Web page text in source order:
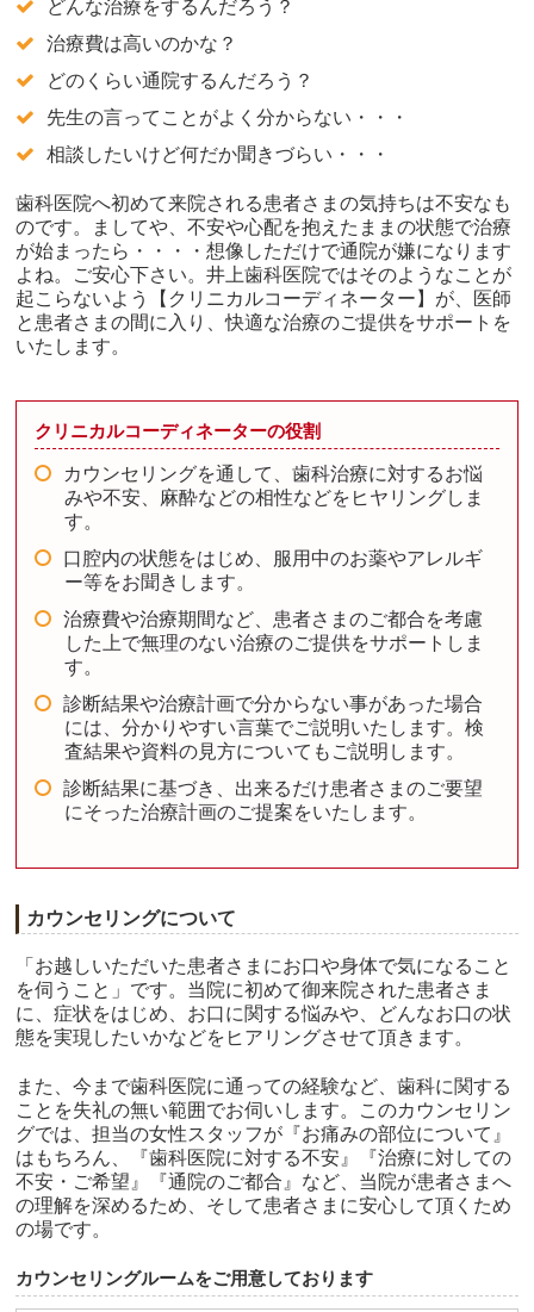
どんな治療をするんだろう？
治療費は高いのかな？
どのくらい通院するんだろう？
先生の言ってことがよく分からない・・・
相談したいけど何だか聞きづらい・・・
歯科医院へ初めて来院される患者さまの気持ちは不安なも
のです。ましてや、不安や心配を抱えたままの状態で治療
が始まったら・・・・想像しただけで通院が嫌になります
よね。ご安心下さい。井上歯科医院ではそのようなことが
起こらないよう【クリニカルコーディネーター】が、医師
と患者さまの間に入り、快適な治療のご提供をサポートを
いたします。
クリニカルコーディネーターの役割
カウンセリングを通して、歯科治療に対するお悩
みや不安、麻酔などの相性などをヒヤリングしま
す。
口腔内の状態をはじめ、服用中のお薬やアレルギ
ー等をお聞きします。
治療費や治療期間など、患者さまのご都合を考慮
した上で無理のない治療のご提供をサポートしま
す。
診断結果や治療計画で分からない事があった場合
には、分かりやすい言葉でご説明いたします。検
査結果や資料の見方についてもご説明します。
診断結果に基づき、出来るだけ患者さまのご要望
にそった治療計画のご提案をいたします。
カウンセリングについて
「お越しいただいた患者さまにお口や身体で気になること
を伺うこと」です。当院に初めて御来院された患者さま
に、症状をはじめ、お口に関する悩みや、どんなお口の状
態を実現したいかなどをヒアリングさせて頂きます。
また、今まで歯科医院に通っての経験など、歯科に関する
ことを失礼の無い範囲でお伺いします。このカウンセリン
グでは、担当の女性スタッフが『お痛みの部位について』
はもちろん、『歯科医院に対する不安』『治療に対しての
不安・ご希望』『通院のご都合』など、当院が患者さまへ
の理解を深めるため、そして患者さまに安心して頂くため
の場です。
カウンセリングルームをご用意しております